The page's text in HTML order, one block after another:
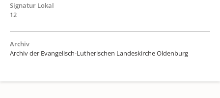
Signatur Lokal
12
Archiv
Archiv der Evangelisch-Lutherischen Landeskirche Oldenburg